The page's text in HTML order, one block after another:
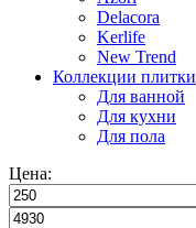
Delacora
Kerlife
New Trend
Коллекции плитки
Для ванной
Для кухни
Для пола
Цена: